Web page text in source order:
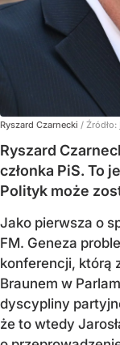
Ryszard Czarnecki / Źródło:
Ryszard
członka PiS. To
Polityk może
Jako pierwsza o
FM. Geneza
konferencji, którą
Braunem w
dyscypliny
że to wtedy